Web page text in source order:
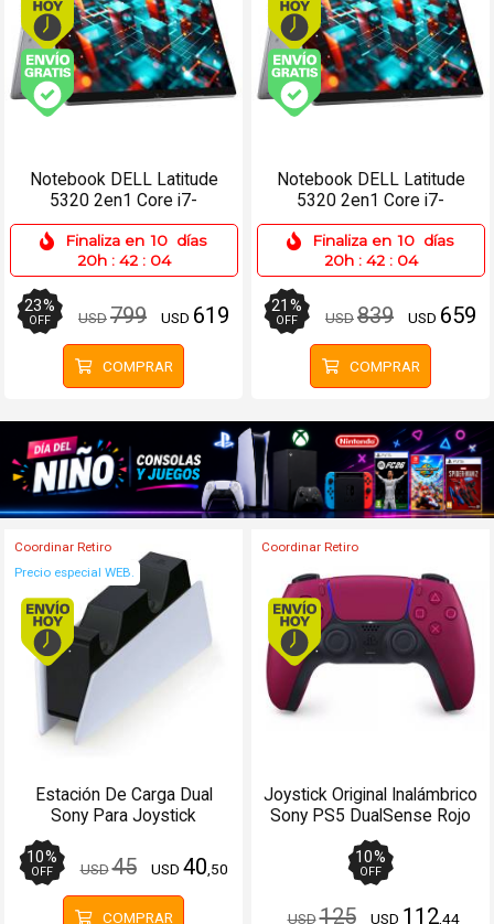
Envío gratis (Ver Envíos y Pagos)
Notebook DELL Latitude
5320 2en1 Core i7-
11850G7 16GB 256SSD
13.3 Táctil
Finaliza en 10 días
20h : 42 : 04
23%
OFF USD799 USD 619
COMPRAR
Notebook DELL Latitude
5320 2en1 Core i7-
11850G7 16GB 512SSD
13.3 Táctil
Finaliza en 10 días
20h : 42 : 04
21 %
OFF USD839 USD 659
COMPRAR
Coordinar Retiro
Precio especial WEB.
Envío hoy. Comprando antes de 13Hs.
Estación De Carga Dual
Sony Para Joystick
10%
OFF USD45 USD 40 ,50
COMPRAR
Coordinar Retiro
Envío hoy.
Joystick Original Inalámbrico
Sony PS5 DualSense Rojo
10%
OFF
USD125 USD 112,44